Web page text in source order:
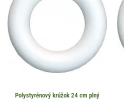
Polystyrénový krúžok 24 cm plný